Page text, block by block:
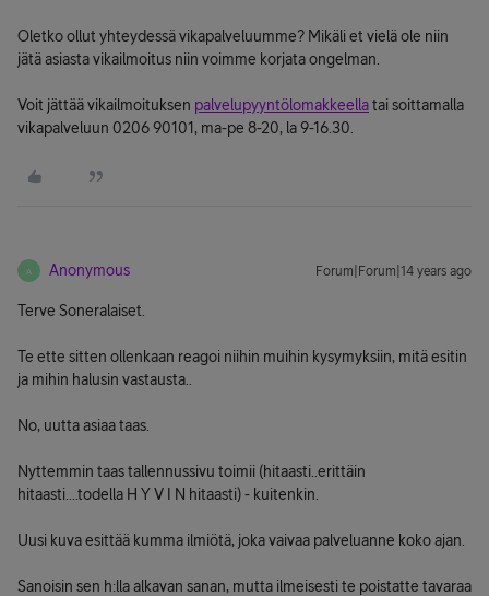
Oletko ollut yhteydessä vikapalveluumme? Mikäli et vielä ole niin
jätä asiasta vikailmoitus niin voimme korjata ongelman.
Voit jättää vikailmoituksen palvelupyyntölomakkeellatai soittamalla
vikapalveluun 0206 90101, ma-pe 8-20, la 9-16.30.
A Anonymous Forum|Forum|14 years ago
Terve Soneralaiset.
Te ette sitten ollenkaan reagoi niihin muihin kysymyksiin, mitä esitin
ja mihin halusin vastausta..
No, uutta asiaa taas.
Nyttemmin taas tallennussivu toimii (hitaasti..erittäin
hitaasti....todella H Y V I N hitaasti) - kuitenkin.
Uusi kuva esittää kumma ilmiötä, joka vaivaa palveluanne koko ajan.
Sanoisin sen h:lla alkavan sanan, mutta ilmeisesti te poistatte tavaraa